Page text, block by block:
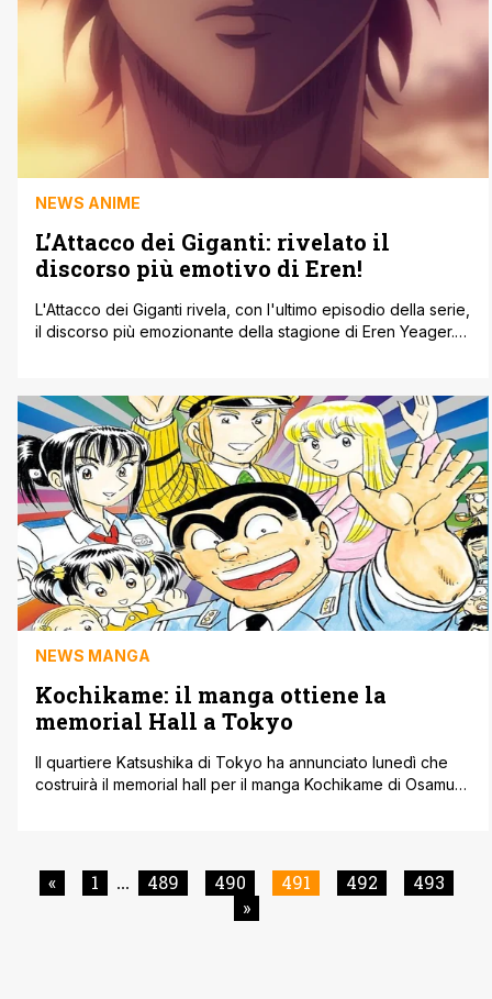
NEWS ANIME
L’Attacco dei Giganti: rivelato il
discorso più emotivo di Eren!
L'Attacco dei Giganti rivela, con l'ultimo episodio della serie,
il discorso più emozionante della stagione di Eren Yeager.
subire una serie di cambiamenti dalla prima metà della
stagione l'anno scorso. Eren si è [']
NEWS MANGA
Kochikame: il manga ottiene la
memorial Hall a Tokyo
Il quartiere Katsushika di Tokyo ha annunciato lunedì che
costruirà il memorial hall per il manga Kochikame di Osamu
770.000 dollari USA) e prevede di terminare [']
« 1 ... 489 490 491 492
493
»